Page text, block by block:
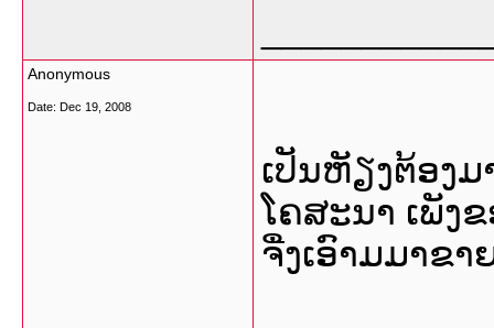
Anonymous
Date: Dec 19, 2008
ເປັນຫັຽງຕ້ອງ
ໂຄສະນາ ເພັງ
ຈື່ງເອົາມມາຂາ